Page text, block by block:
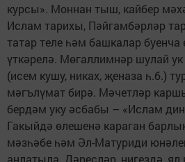
курсы». Моннан тыш, кайбер
Ислам тарихы, Пәйгамбәрләр
татар теле һәм башкалар
үткәрелә. Мөгаллимнәр шулай
(исем кушу, никах, җеназа һ.б.)
мәгълүмат бирә. Мәчетләр
бердәм уку әсбабы – «Ислам
Гакыйдә өлешенә караган
мәзһәбе һәм Әл-Матуриди
аңлатыла. Дәресләр, нигездә, ял